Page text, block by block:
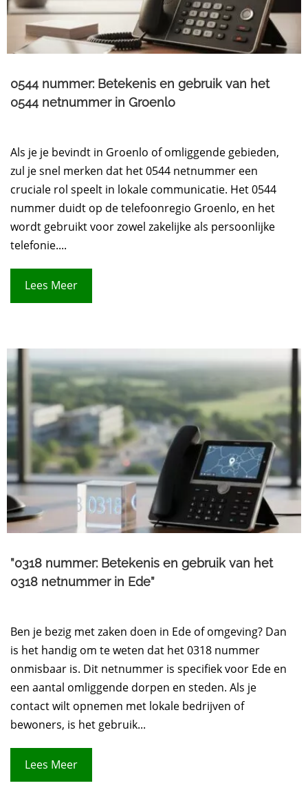
0544 nummer: Betekenis en gebruik van het
0544 netnummer in Groenlo
Als je je bevindt in Groenlo of omliggende gebieden,
zul je snel merken dat het 0544 netnummer een
cruciale rol speelt in lokale communicatie. Het 0544
nummer duidt op de telefoonregio Groenlo, en het
wordt gebruikt voor zowel zakelijke als persoonlijke
telefonie....
Lees Meer
”0318 nummer: Betekenis en gebruik van het
0318 netnummer in Ede”
Ben je bezig met zaken doen in Ede of omgeving? Dan
is het handig om te weten dat het 0318 nummer
onmisbaar is. Dit netnummer is specifiek voor Ede en
een aantal omliggende dorpen en steden. Als je
contact wilt opnemen met lokale bedrijven of
bewoners, is het gebruik...
Lees Meer